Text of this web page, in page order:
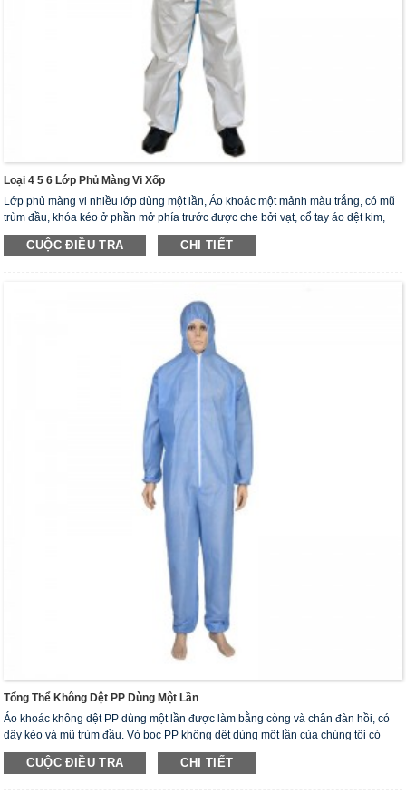
Loại 4 5 6 Lớp Phủ Màng Vi Xốp
Lớp phủ màng vi nhiều lớp dùng một lần, Áo khoác một mảnh màu trắng, có mũ
trùm đầu, khóa kéo ở phần mở phía trước được che bởi vạt, cổ tay áo dệt kim,
mắt cá chân đàn hồi, mũ trùm đầu và thắt lưng, các đường may kín nhiệt bằng
băng dính. Màu băng có thể là xanh nhạt, vàng, đỏ, xanh lá cây, nâu.
CUỘC ĐIỀU TRA CHI TIẾT
Tổng Thể Không Dệt PP Dùng Một Lần
Áo khoác không dệt PP dùng một lần được làm bằng còng và chân đàn hồi, có
dây kéo và mũ trùm đầu. Vỏ bọc PP không dệt dùng một lần của chúng tôi có
trọng lượng nhẹ, mềm mại, thoải mái và thoáng khí. Nó có thể cung cấp khả
năng bảo vệ chống lại sự phun, sol khí lỏng, các hạt rắn sinh ra trong không khí.
CUỘC ĐIỀU TRA CHI TIẾT